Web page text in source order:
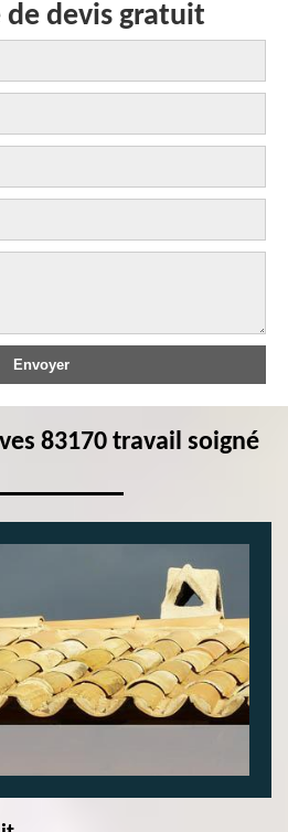
de devis gratuit
83170 travail soigné